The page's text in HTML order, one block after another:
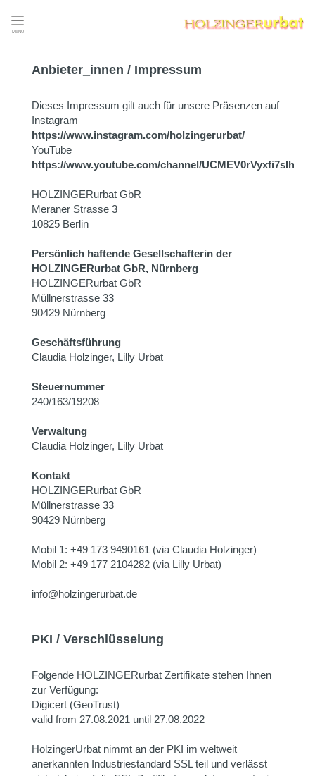
MENÜ
Anbieter_innen / Impressum
Dieses Impressum gilt auch für unsere Präsenzen auf
Instagram
https://www.instagram.com/holzingerurbat/
YouTube
https://www.youtube.com/channel/
HOLZINGERurbat GbR
Meraner Strasse 3
10825 Berlin
Persönlich haftende Gesellschafterin der
HOLZINGERurbat GbR, Nürnberg
HOLZINGERurbat GbR
Müllnerstrasse 33
90429 Nürnberg
Geschäftsführung
Claudia Holzinger, Lilly Urbat
Steuernummer
240/163/19208
Verwaltung
Claudia Holzinger, Lilly Urbat
Kontakt
HOLZINGERurbat GbR
Müllnerstrasse 33
90429 Nürnberg
Mobil 1: +49 173 9490161 (via Claudia Holzinger)
Mobil 2: +49 177 2104282 (via Lilly Urbat)
info@holzingerurbat.de
PKI / Verschlüsselung
Folgende HOLZINGERurbat Zertifikate stehen Ihnen
zur Verfügung:
Digicert (GeoTrust)
valid from 27.08.2021 until 27.08.2022
HolzingerUrbat nimmt an der PKI im weltweit
anerkannten Industriestandard SSL teil und verlässt